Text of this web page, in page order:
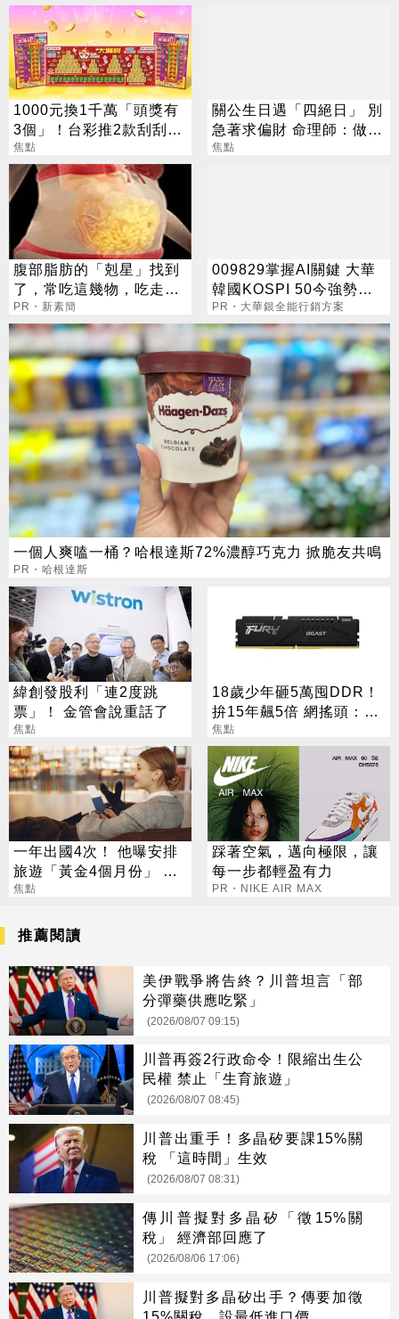
1000元換1千萬「頭獎有
3個」！台彩推2款刮刮樂
總獎金逾33億
焦點
關公生日遇「四絕日」 別
急著求偏財 命理師：做1
事更有效
焦點
腹部脂肪的「剋星」找到
了，常吃這幾物，吃走大
肚囊，瘦出小蠻腰
PR・新素簡
009829掌握AI關鍵 大華
韓國KOSPI 50今強勢開
募
PR・大華銀全能行銷方案
一個人爽嗑一桶？哈根達斯72%濃醇巧克力 掀脆友共鳴
PR・哈根達斯
緯創發股利「連2度跳
票」！ 金管會說重話了
焦點
18歲少年砸5萬囤DDR！
拚15年飆5倍 網搖頭：會
報廢
焦點
一年出國4次！ 他曝安排
旅遊「黃金4個月份」 卡
對整年活在期待中
焦點
踩著空氣，邁向極限，讓
每一步都輕盈有力
PR・NIKE AIR MAX
推薦閱讀
美伊戰爭將告終？川普坦言「部
分彈藥供應吃緊」
(2026/08/07 09:15)
川普再簽2行政命令！限縮出生公
民權 禁止「生育旅遊」
(2026/08/07 08:45)
川普出重手！多晶矽要課15%關
稅 「這時間」生效
(2026/08/07 08:31)
傳川普擬對多晶矽「徵15%關
稅」 經濟部回應了
(2026/08/06 17:06)
川普擬對多晶矽出手？傳要加徵